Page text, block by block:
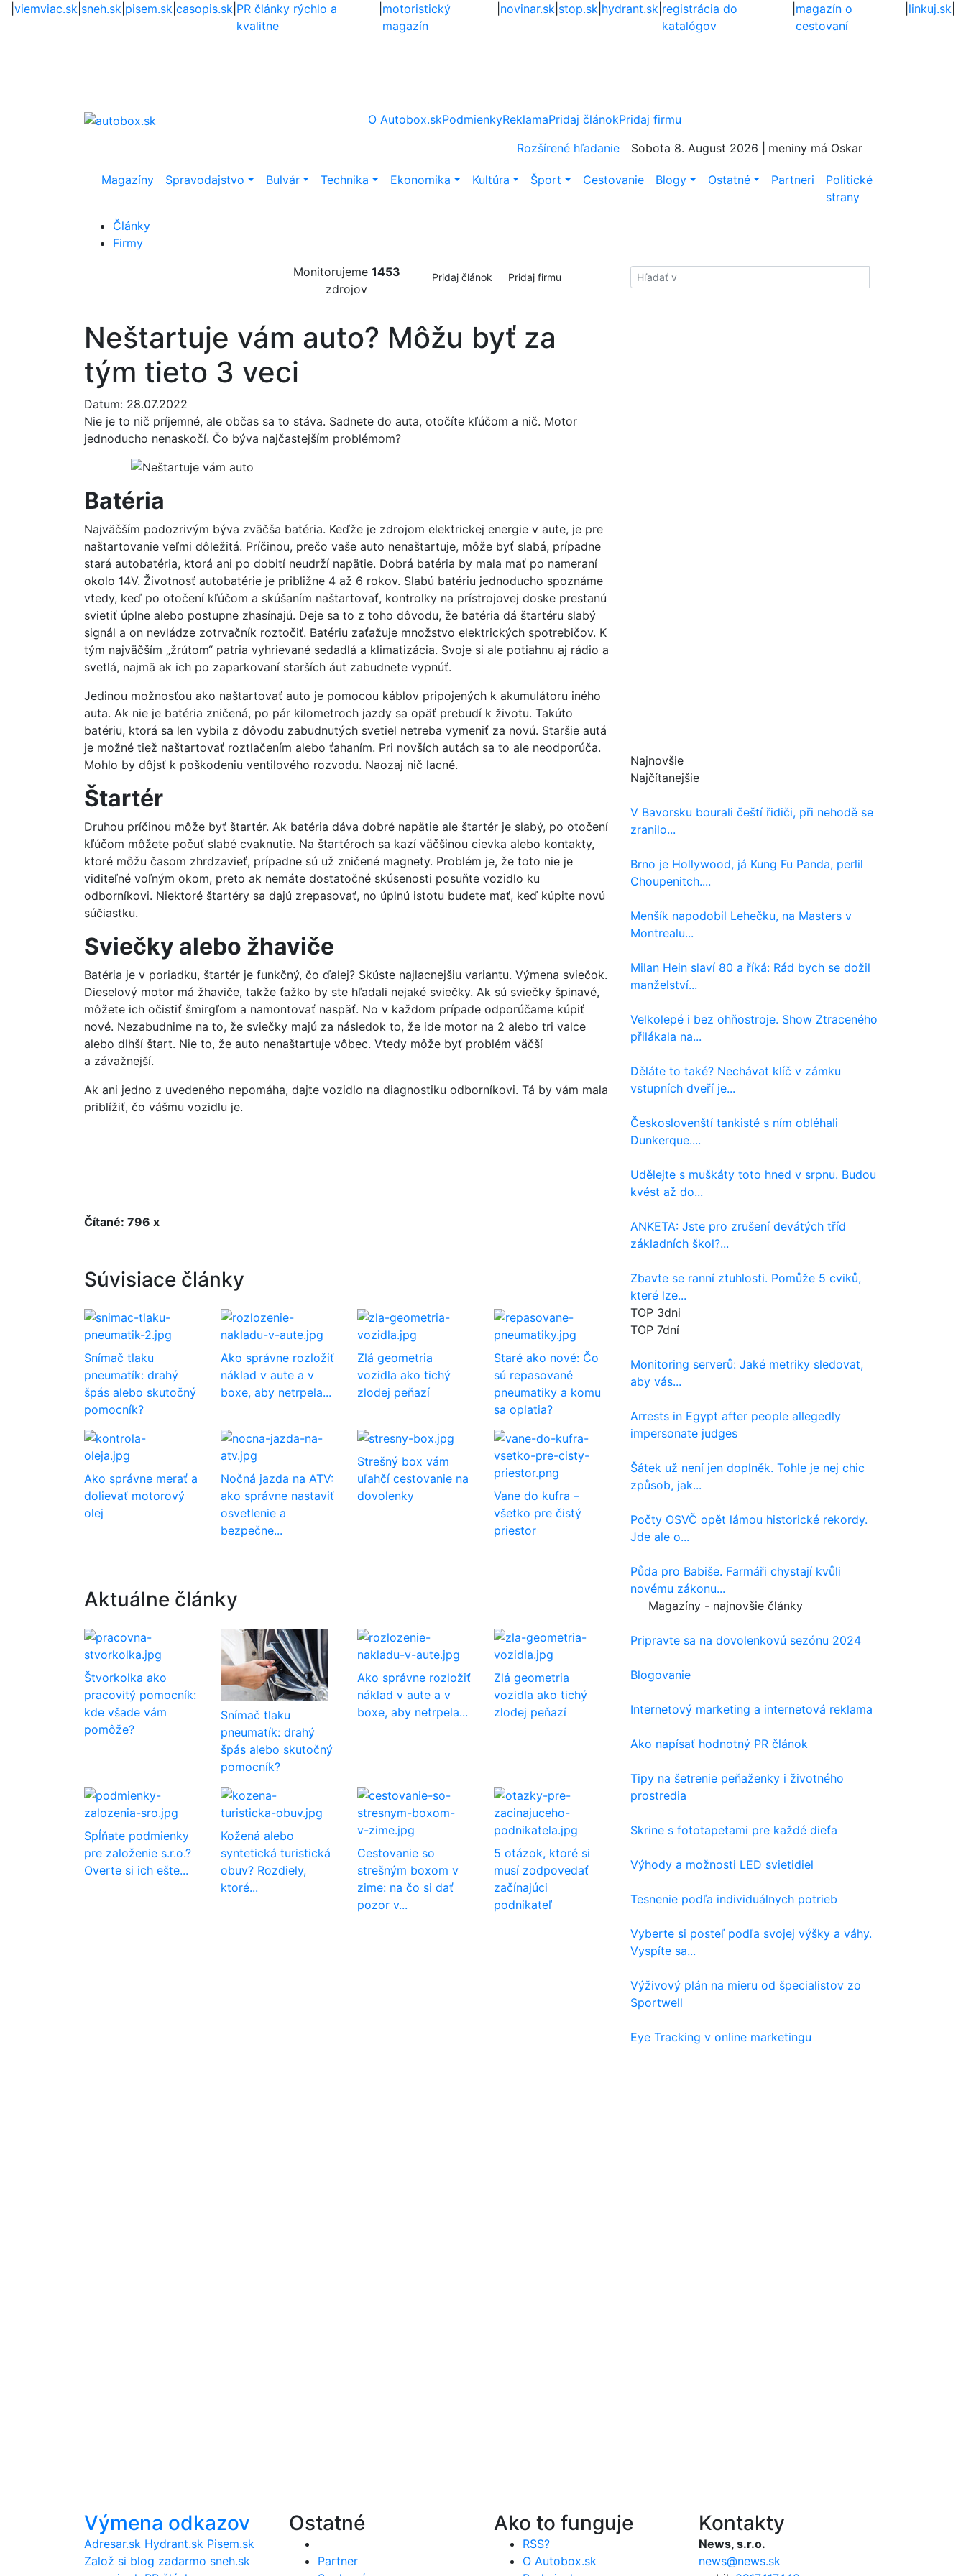
viemviac.sk sneh.sk pisem.sk casopis.sk PR články rýchlo a
kvalitne
motoristický
magazín
novinar.sk stop.sk hydrant.sk registrácia do
katalógov
magazín o
cestovaní
linkuj.sk|
O Autobox.skPodmienkyReklamaPridaj článokPridaj firmu
Rozšírené hľadanie
Sobota 8. August 2026 | meniny má Oskar
Magazíny Spravodajstvo Bulvár Technika Ekonomika Kultúra Šport Cestovanie Blogy Ostatné Partneri
Politické
strany
Články
Firmy
Monitorujeme 1453
zdrojov
Pridaj článok Pridaj firmu Hladať
Neštartuje vám auto? Môžu byť za
tým tieto 3 veci
Datum: 28.07.2022
Nie je to nič príjemné, ale občas sa to stáva. Sadnete do auta, otočíte kľúčom a nič. Motor
jednoducho nenaskočí. Čo býva najčastejším problémom?
Batéria
Najväčším podozrivým býva zväčša batéria. Keďže je zdrojom elektrickej energie v aute, je pre
naštartovanie veľmi dôležitá. Príčinou, prečo vaše auto nenaštartuje, môže byť slabá, prípadne
stará autobatéria, ktorá ani po dobití neudrží napätie. Dobrá batéria by mala mať po nameraní
okolo 14V. Životnosť autobatérie je približne 4 až 6 rokov. Slabú batériu jednoducho spoznáme
vtedy, keď po otočení kľúčom a skúšaním naštartovať, kontrolky na prístrojovej doske prestanú
svietiť úplne alebo postupne zhasínajú. Deje sa to z toho dôvodu, že batéria dá štartéru slabý
signál a on nevládze zotrvačník roztočiť. Batériu zaťažuje množstvo elektrických spotrebičov. K
tým najväčším „žrútom“ patria vyhrievané sedadlá a klimatizácia. Svoje si ale potiahnu aj rádio a
svetlá, najmä ak ich po zaparkovaní starších áut zabudnete vypnúť.
Jedinou možnosťou ako naštartovať auto je pomocou káblov pripojených k akumulátoru iného
auta. Ak nie je batéria zničená, po pár kilometroch jazdy sa opäť prebudí k životu. Takúto
batériu, ktorá sa len vybila z dôvodu zabudnutých svetiel netreba vymeniť za novú. Staršie autá
je možné tiež naštartovať roztlačením alebo ťahaním. Pri novších autách sa to ale neodporúča.
Mohlo by dôjsť k poškodeniu ventilového rozvodu. Naozaj nič lacné.
Štartér
Druhou príčinou môže byť štartér. Ak batéria dáva dobré napätie ale štartér je slabý, po otočení
kľúčom môžete počuť slabé cvaknutie. Na štartéroch sa kazí väčšinou cievka alebo kontakty,
ktoré môžu časom zhrdzavieť, prípadne sú už zničené magnety. Problém je, že toto nie je
viditeľné voľným okom, preto ak nemáte dostatočné skúsenosti posuňte vozidlo ku
odborníkovi. Niektoré štartéry sa dajú zrepasovať, no úplnú istotu budete mať, keď kúpite novú
súčiastku.
Sviečky alebo žhaviče
Batéria je v poriadku, štartér je funkčný, čo ďalej? Skúste najlacnejšiu variantu. Výmena sviečok.
Dieselový motor má žhaviče, takže ťažko by ste hľadali nejaké sviečky. Ak sú sviečky špinavé,
môžete ich očistiť šmirgľom a namontovať naspäť. No v každom prípade odporúčame kúpiť
nové. Nezabudnime na to, že sviečky majú za následok to, že ide motor na 2 alebo tri valce
alebo dlhší štart. Nie to, že auto nenaštartuje vôbec. Vtedy môže byť problém väčší
a závažnejší.
Ak ani jedno z uvedeného nepomáha, dajte vozidlo na diagnostiku odborníkovi. Tá by vám mala
priblížiť, čo vášmu vozidlu je.
Čítané: 796 x
Súvisiace články
Snímač tlaku
pneumatík: drahý
špás alebo skutočný
pomocník?
Ako správne rozložiť
náklad v aute a v
boxe, aby netrpela...
Zlá geometria
vozidla ako tichý
zlodej peňazí
Staré ako nové: Čo
sú repasované
pneumatiky a komu
sa oplatia?
Ako správne merať a
dolievať motorový
olej
Nočná jazda na ATV:
ako správne nastaviť
osvetlenie a
bezpečne...
Strešný box vám
uľahčí cestovanie na
dovolenky
Vane do kufra –
všetko pre čistý
priestor
Aktuálne články
Štvorkolka ako
pracovitý pomocník:
kde všade vám
pomôže?
Snímač tlaku
pneumatík: drahý
špás alebo skutočný
pomocník?
Ako správne rozložiť
náklad v aute a v
boxe, aby netrpela...
Zlá geometria
vozidla ako tichý
zlodej peňazí
Spĺňate podmienky
pre založenie s.r.o.?
Overte si ich ešte...
Kožená alebo
syntetická turistická
obuv? Rozdiely,
ktoré...
Cestovanie so
strešným boxom v
zime: na čo si dať
pozor v...
5 otázok, ktoré si
musí zodpovedať
začínajúci
podnikateľ
Najnovšie
Najčítanejšie
V Bavorsku bourali čeští řidiči, při nehodě se
zranilo...
Brno je Hollywood, já Kung Fu Panda, perlil
Choupenitch....
Menšík napodobil Lehečku, na Masters v
Montrealu...
Milan Hein slaví 80 a říká: Rád bych se dožil
manželství...
Velkolepé i bez ohňostroje. Show Ztraceného
přilákala na...
Děláte to také? Nechávat klíč v zámku
vstupních dveří je...
Českoslovenští tankisté s ním obléhali
Dunkerque....
Udělejte s muškáty toto hned v srpnu. Budou
kvést až do...
ANKETA: Jste pro zrušení devátých tříd
základních škol?...
Zbavte se ranní ztuhlosti. Pomůže 5 cviků,
které lze...
TOP 3dni
TOP 7dní
Monitoring serverů: Jaké metriky sledovat,
aby vás...
Arrests in Egypt after people allegedly
impersonate judges
Šátek už není jen doplněk. Tohle je nej chic
způsob, jak...
Počty OSVČ opět lámou historické rekordy.
Jde ale o...
Půda pro Babiše. Farmáři chystají kvůli
novému zákonu...
Magazíny - najnovšie články
Pripravte sa na dovolenkovú sezónu 2024
Blogovanie
Internetový marketing a internetová reklama
Ako napísať hodnotný PR článok
Tipy na šetrenie peňaženky i životného
prostredia
Skrine s fototapetami pre každé dieťa
Výhody a možnosti LED svietidiel
Tesnenie podľa individuálnych potrieb
Vyberte si posteľ podľa svojej výšky a váhy.
Vyspíte sa...
Výživový plán na mieru od špecialistov zo
Sportwell
Eye Tracking v online marketingu
Výmena odkazov
Adresar.sk Hydrant.sk Pisem.sk
Založ si blog zadarmo sneh.sk
Ostatné
Partner
Ako to funguje
RSS?
O Autobox.sk
Kontakty
News, s.r.o.
news@news.sk